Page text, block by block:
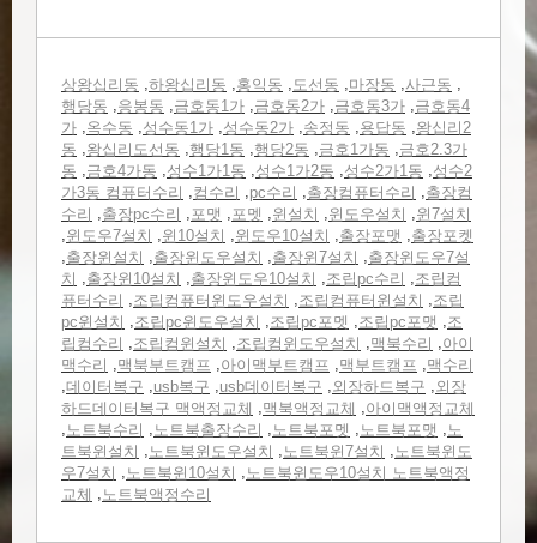
상왕십리동 ,하왕십리동 ,홍익동 ,도선동 ,마장동 ,사근동 ,
행당동 ,응봉동 ,금호동1가 ,금호동2가 ,금호동3가 ,금호동4
가 ,옥수동 ,성수동1가 ,성수동2가 ,송정동 ,용답동 ,왕십리2
동 ,왕십리도선동 ,행당1동 ,행당2동 ,금호1가동 ,금호2.3가
동 ,금호4가동 ,성수1가1동 ,성수1가2동 ,성수2가1동 ,성수2
가3동 컴퓨터수리 ,컴수리 ,pc수리 ,출장컴퓨터수리 ,출장컴
수리 ,출장pc수리 ,포맷 ,포멧 ,윈설치 ,윈도우설치 ,윈7설치
,윈도우7설치 ,윈10설치 ,윈도우10설치 ,출장포맷 ,출장포켓
,출장윈설치 ,출장윈도우설치 ,출장윈7설치 ,출장윈도우7설
치 ,출장윈10설치 ,출장윈도우10설치 ,조립pc수리 ,조립컴
퓨터수리 ,조립컴퓨터윈도우설치 ,조립컴퓨터윈설치 ,조립
pc윈설치 ,조립pc윈도우설치 ,조립pc포멧 ,조립pc포맷 ,조
립컴수리 ,조립컴윈설치 ,조립컴윈도우설치 ,맥북수리 ,아이
맥수리 ,맥북부트캠프 ,아이맥부트캠프 ,맥부트캠프 ,맥수리
,데이터복구 ,usb복구 ,usb데이터복구 ,외장하드복구 ,외장
하드데이터복구 맥액정교체 ,맥북액정교체 ,아이맥액정교체
,노트북수리 ,노트북출장수리 ,노트북포멧 ,노트북포맷 ,노
트북윈설치 ,노트북윈도우설치 ,노트북윈7설치 ,노트북윈도
우7설치 ,노트북윈10설치 ,노트북윈도우10설치 노트북액정
교체 ,노트북액정수리